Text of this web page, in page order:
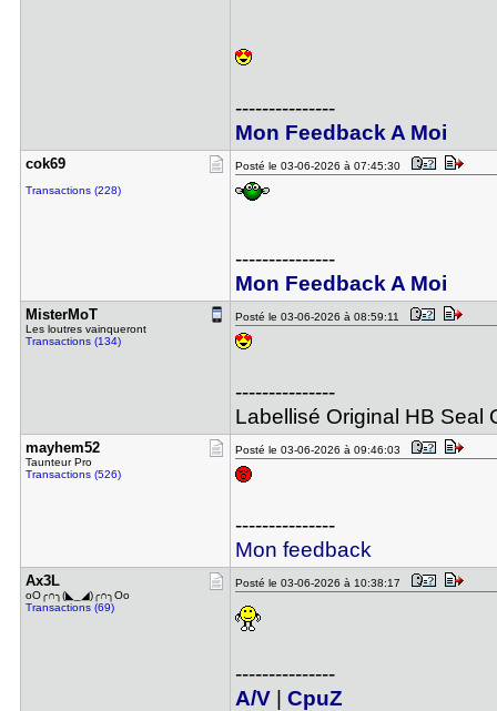
---------------
Mon Feedback A Moi
cok69
Transactions (228)
Posté le 03-06-2026 à 07:45:30
---------------
Mon Feedback A Moi
MisterMoT
Les loutres vainqueront
Transactions (134)
Posté le 03-06-2026 à 08:59:11
---------------
Labellisé Original HB Seal
mayhem52
Taunteur Pro
Transactions (526)
Posté le 03-06-2026 à 09:46:03
---------------
Mon feedback
Ax3L
oO╭∩╮(◣_◢)╭∩╮Oo
Transactions (69)
Posté le 03-06-2026 à 10:38:17
---------------
A/V| CpuZ